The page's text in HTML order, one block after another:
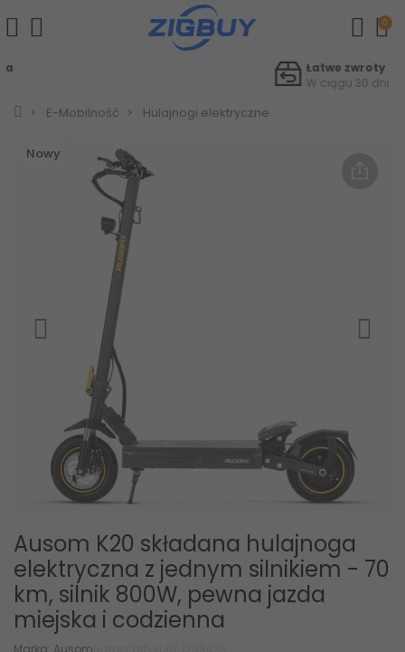
0
E-Mobilność Hulajnogi elektryczne
Nowy
Ausom K20 składana hulajnoga
elektryczna z jednym silnikiem - 70
km, silnik 800W, pewna jazda
miejska i codzienna
Marka: Ausom